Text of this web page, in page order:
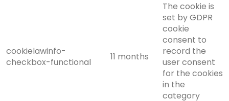
cookielawinfo-
checkbox-functional
11 months
The cookie is
set by GDPR
cookie
consent to
record the
user consent
for the cookies
in the
category